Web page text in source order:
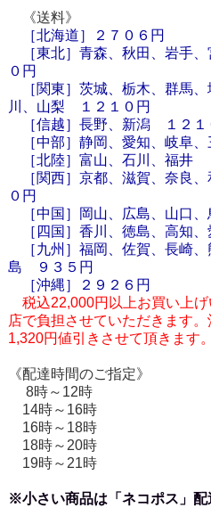
《送料》
［北海道］
２７０６円
［東北］青森、秋田、岩手
０円
［関東］茨城、栃木、群馬、
川、山梨 １２１０円
［信越］長野、新潟 １２１
［中部］静岡、愛知、岐阜
［北陸］富山、石川、福井
［関西］京都、滋賀、奈良
０円
［中国］岡山、広島、山口
［四国］香川、徳島、高知
［九州］福岡、佐賀、長崎、
島 ９３５円
［沖縄］２９２６円
税込22,000円以上お買い上げ
店で負担させていただきます
1,320円値引きさせて頂きます。
《配達時間のご指定》
8時～12時
14時～16時
16時～18時
18時～20時
19時～21時
※小さい商品は「ネコポス」配